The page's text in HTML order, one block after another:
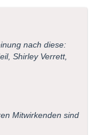
nach diese:
Shirley Verrett,
Mitwirkenden sind